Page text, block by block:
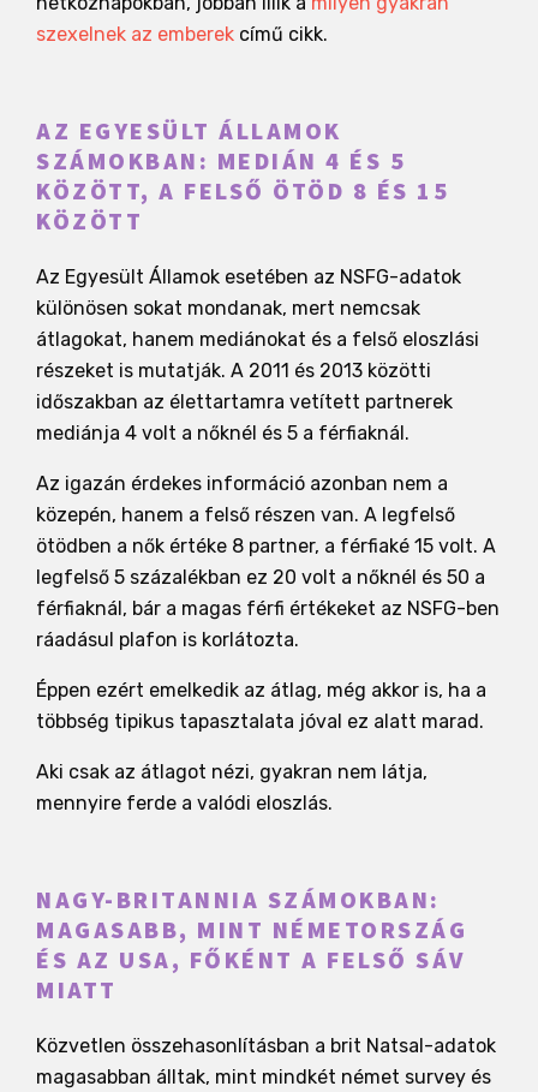
szexelnek az emberek című cikk.
AZ EGYESÜLT ÁLLAMOK
SZÁMOKBAN: MEDIÁN 4 ÉS 5
KÖZÖTT, A FELSŐ ÖTÖD 8 ÉS 15
KÖZÖTT
Az Egyesült Államok esetében az NSFG-adatok
különösen sokat mondanak, mert nemcsak
átlagokat, hanem mediánokat és a felső eloszlási
részeket is mutatják. A 2011 és 2013 közötti
időszakban az élettartamra vetített partnerek
mediánja 4 volt a nőknél és 5 a férfiaknál.
Az igazán érdekes információ azonban nem a
közepén, hanem a felső részen van. A legfelső
ötödben a nők értéke 8 partner, a férfiaké 15 volt. A
legfelső 5 százalékban ez 20 volt a nőknél és 50 a
férfiaknál, bár a magas férfi értékeket az NSFG-ben
ráadásul plafon is korlátozta.
Éppen ezért emelkedik az átlag, még akkor is, ha a
többség tipikus tapasztalata jóval ez alatt marad.
Aki csak az átlagot nézi, gyakran nem látja,
mennyire ferde a valódi eloszlás.
NAGY-BRITANNIA SZÁMOKBAN:
MAGASABB, MINT NÉMETORSZÁG
ÉS AZ USA, FŐKÉNT A FELSŐ SÁV
MIATT
Közvetlen összehasonlításban a brit Natsal-adatok
magasabban álltak, mint mindkét német survey és